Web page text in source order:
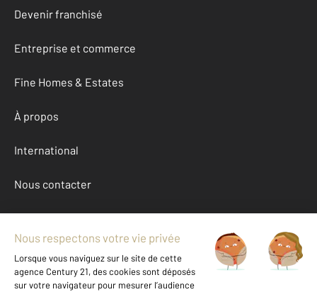
Devenir franchisé
Entreprise et commerce
Fine Homes & Estates
À propos
International
Nous contacter
Mentions légales & CGU et Barèmes d'honoraires
Données personnelles
Gestionnaire des cookies